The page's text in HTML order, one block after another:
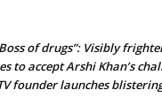
of drugs”: Visibly
to accept Arshi Khan’s
founder launches